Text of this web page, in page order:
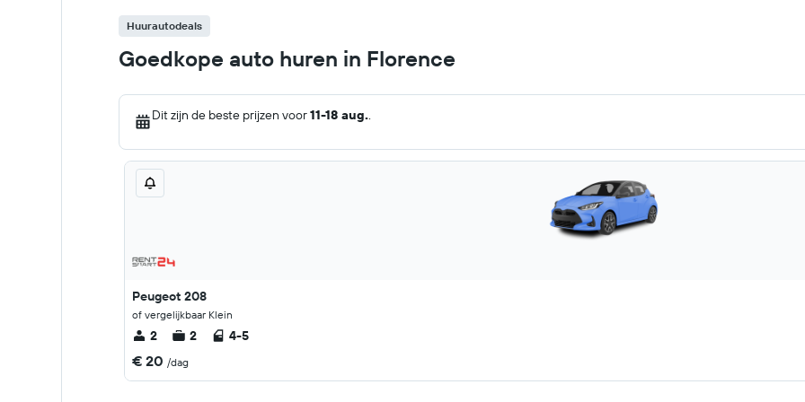
Huurautodeals
Goedkope auto huren in Florence
Dit zijn de beste prijzen voor11-18 aug..
Peugeot 208
of vergelijkbaar Klein
2 2 4-5
€ 20 /dag